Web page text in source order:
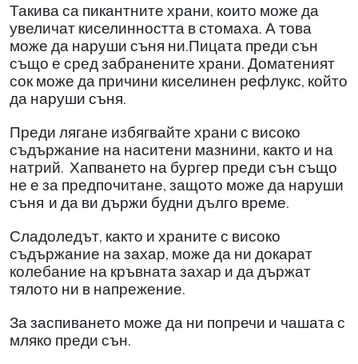
Такива са пикантните храни, които може да
увеличат киселинността в стомаха. А това
може да наруши съня ни.Пицата преди сън
също е сред забранените храни. Доматеният
сок може да причини киселинен рефлукс, който
да наруши съня.
Преди лягане избягвайте храни с високо
съдържание на наситени мазнини, както и на
натрий. Хапването на бургер преди сън също
не е за предпочитане, защото може да наруши
съня и да ви държи будни дълго време.
Сладоледът, както и храните с високо
съдържание на захар, може да ни докарат
колебание на кръвната захар и да държат
тялото ни в напрежение.
За заспиването може да ни попречи и чашата с
мляко преди сън.